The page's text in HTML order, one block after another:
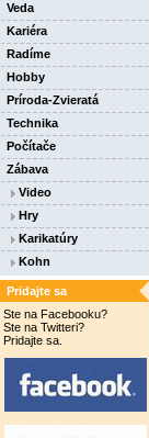
Veda
Kariéra
Radíme
Hobby
Príroda-Zvieratá
Technika
Počítače
Zábava
Video
Hry
Karikatúry
Kohn
Pridajte sa
Ste na Facebooku?
Ste na Twitteri?
Pridajte sa.